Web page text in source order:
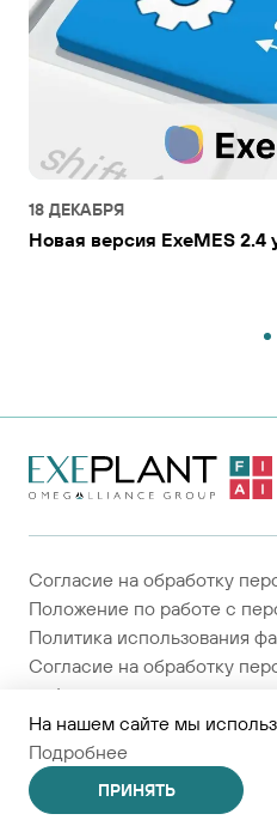
18 ДЕКАБРЯ
Новая версия ExeMES 2.4
На главную
страницу
Согласие на обработку
Положение по работе с
Политика использования
Согласие на обработку
собираемых метрическими
Средства разработки
© Группа компаний
Сделано Code Studio
На нашем сайте мы
Подробнее
ПРИНЯТЬ